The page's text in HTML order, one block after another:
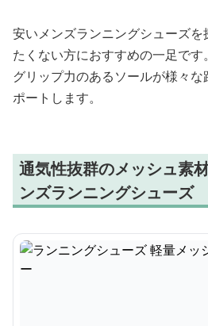
安いメンズランニングシューズ
たくない方におすすめの一足です。
グリップ力のあるソールが様々
ポートします。
通気性抜群のメッシュ素
ンズランニングシューズ